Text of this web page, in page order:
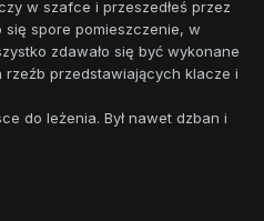
w szafce i przeszedłeś przez
się spore pomieszczenie, w
zdawało się być wykonane
przedstawiających klacze i
do leżenia. Był nawet dzban i